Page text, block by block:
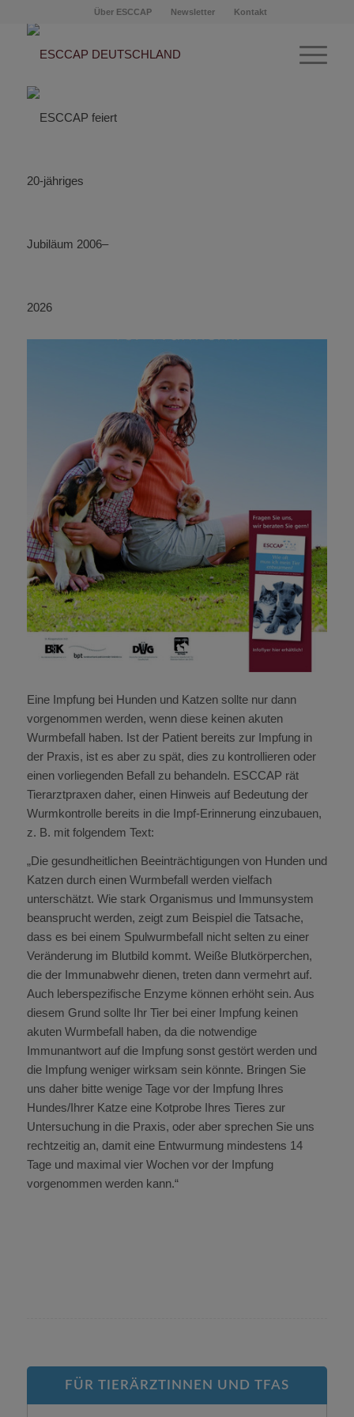
Über ESCCAP Newsletter Kontakt
Wurmkontrolle in Impf-
Eine Impfung bei Hunden und Katzen sollte nur dann
vorgenommen werden, wenn diese keinen akuten
Wurmbefall haben. Ist der Patient bereits zur Impfung in
der Praxis, ist es aber zu spät, dies zu kontrollieren oder
einen vorliegenden Befall zu behandeln. ESCCAP rät
Tierarztpraxen daher, einen Hinweis auf Bedeutung der
Wurmkontrolle bereits in die Impf-Erinnerung einzubauen,
z. B. mit folgendem Text:
„Die gesundheitlichen Beeinträchtigungen von Hunden und
Katzen durch einen Wurmbefall werden vielfach
unterschätzt. Wie stark Organismus und Immunsystem
beansprucht werden, zeigt zum Beispiel die Tatsache,
dass es bei einem Spulwurmbefall nicht selten zu einer
Veränderung im Blutbild kommt. Weiße Blutkörperchen,
die der Immunabwehr dienen, treten dann vermehrt auf.
Auch leberspezifische Enzyme können erhöht sein. Aus
diesem Grund sollte Ihr Tier bei einer Impfung keinen
akuten Wurmbefall haben, da die notwendige
Immunantwort auf die Impfung sonst gestört werden und
die Impfung weniger wirksam sein könnte. Bringen Sie
uns daher bitte wenige Tage vor der Impfung Ihres
Hundes/Ihrer Katze eine Kotprobe Ihres Tieres zur
Untersuchung in die Praxis, oder aber sprechen Sie uns
rechtzeitig an, damit eine Entwurmung mindestens 14
Tage und maximal vier Wochen vor der Impfung
vorgenommen werden kann.“
FÜR TIERÄRZTINNEN UND TFAS